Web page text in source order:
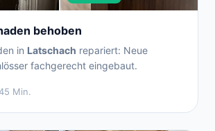
behoben
in Latschach repariert: Neue
fachgerecht eingebaut.
Min.